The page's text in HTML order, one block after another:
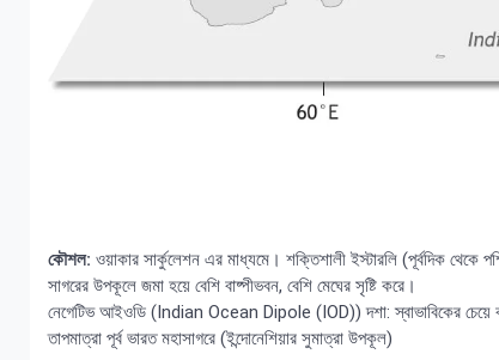
কৌশল: ওয়াকার সার্কুলেশন এর মাধ্যমে। শক্তিশালী ইস্টারলি (পূর্বদিক থেকে
সাগরের উপকূলে জমা হয়ে বেশি বাষ্পীভবন, বেশি মেঘের সৃষ্টি করে।
নেগেটিভ আইওডি (Indian Ocean Dipole (IOD)) দশা: স্বাভাবিকের চেয়ে কম
তাপমাত্রা পূর্ব ভারত মহাসাগরে (ইন্দোনেশিয়ার সুমাত্রা উপকূল)